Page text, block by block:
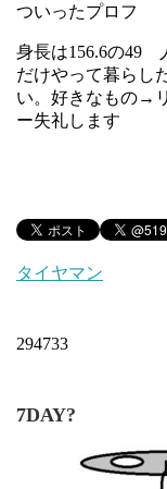
ついったプロフ
身長は156.6の49
だけやって暮らし
い。好きなもの→
ー失礼します
タイヤマン
294733
7DAY?